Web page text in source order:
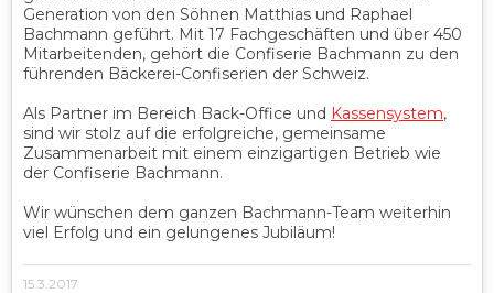
Generation von den Söhnen Matthias und Raphael
Bachmann geführt. Mit 17 Fachgeschäften und über 450
Mitarbeitenden, gehört die Confiserie Bachmann zu den
führenden Bäckerei-Confiserien der Schweiz.
Als Partner im Bereich Back-Office und Kassensystem,
sind wir stolz auf die erfolgreiche, gemeinsame
Zusammenarbeit mit einem einzigartigen Betrieb wie
der Confiserie Bachmann.
Wir wünschen dem ganzen Bachmann-Team weiterhin
viel Erfolg und ein gelungenes Jubiläum!
15.3.2017